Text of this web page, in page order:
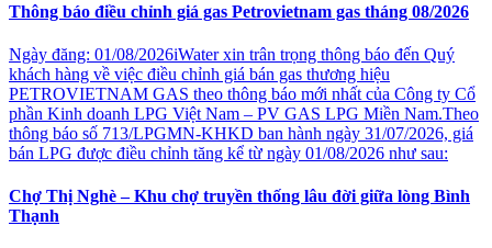
Thông báo điều chỉnh giá gas Petrovietnam gas tháng 08/2026
Ngày đăng: 01/08/2026iWater xin trân trọng thông báo đến Quý
khách hàng về việc điều chỉnh giá bán gas thương hiệu
PETROVIETNAM GAS theo thông báo mới nhất của Công ty Cổ
phần Kinh doanh LPG Việt Nam – PV GAS LPG Miền Nam.Theo
thông báo số 713/LPGMN-KHKD ban hành ngày 31/07/2026, giá
bán LPG được điều chỉnh tăng kể từ ngày 01/08/2026 như sau:
Chợ Thị Nghè – Khu chợ truyền thống lâu đời giữa lòng Bình
Thạnh